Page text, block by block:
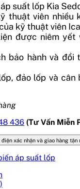
suất lốp Kia
thuật viên nhiều
kỹ thuật viên
được niêm yết
bảo hành và đổi
đảo lốp và cân
436 (Tư Vấn Miễn
điện xác nhận và giao hàng tận
áp suất lốp